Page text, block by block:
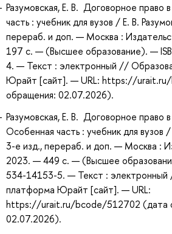
Разумовская, Е. В. Договорное право
часть : учебник для вузов / Е. В.
перераб. и доп. — Москва :
197 с. — (Высшее образование). —
4. — Текст : электронный //
Юрайт [сайт]. — URL: https://
обращения: 02.07.2026).
Разумовская, Е. В. Договорное право
Особенная часть : учебник для вузов
3-е изд., перераб. и доп. — Москва :
2023. — 449 с. — (Высшее
534-14153-5. — Текст : электронный
платформа Юрайт [сайт]. — URL:
https://urait.ru/bcode/512702 (дата
02.07.2026).